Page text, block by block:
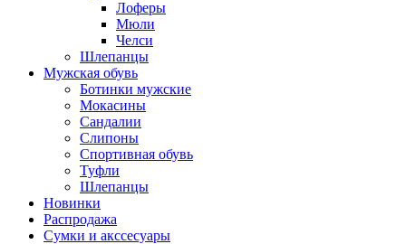
Лоферы
Мюли
Челси
Шлепанцы
Мужская обувь
Ботинки мужские
Мокасины
Сандалии
Слипоны
Спортивная обувь
Туфли
Шлепанцы
Новинки
Распродажа
Сумки и акссесуары